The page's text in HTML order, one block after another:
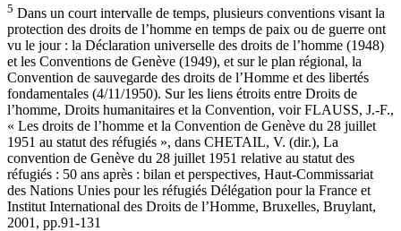
5 Dans un court intervalle de temps, plusieurs conventions visant la
protection des droits de l’homme en temps de paix ou de guerre ont
vu le jour : la Déclaration universelle des droits de l’homme (1948)
et les Conventions de Genève (1949), et sur le plan régional, la
Convention de sauvegarde des droits de l’Homme et des libertés
fondamentales (4/11/1950). Sur les liens étroits entre Droits de
l’homme, Droits humanitaires et la Convention, voir FLAUSS, J.-F.,
« Les droits de l’homme et la Convention de Genève du 28 juillet
1951 au statut des réfugiés », dans CHETAIL, V. (dir.), La
convention de Genève du 28 juillet 1951 relative au statut des
réfugiés : 50 ans après : bilan et perspectives, Haut-Commissariat
des Nations Unies pour les réfugiés Délégation pour la France et
Institut International des Droits de l’Homme, Bruxelles, Bruylant,
2001, pp.91-131